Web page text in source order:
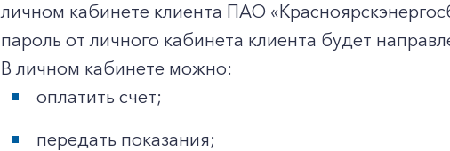
личном кабинете клиента ПАО
пароль от личного кабинета клиента будет
В личном кабинете можно:
оплатить счет;
передать показания;